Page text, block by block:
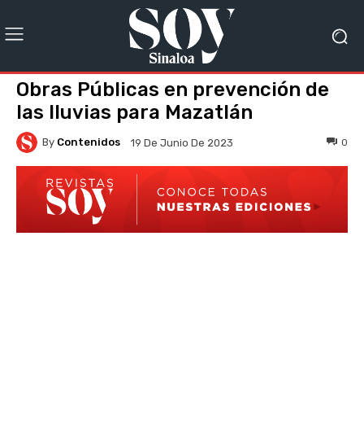
Obras Públicas en prevención de
las lluvias para Mazatlán
By Contenidos 19 De Junio De 2023 0